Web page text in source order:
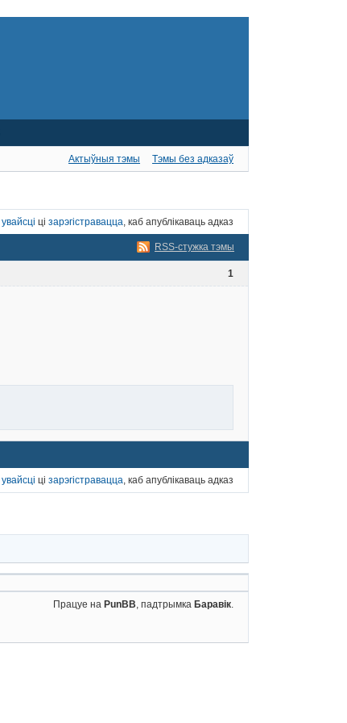
Актыўныя тэмы Тэмы без адказаў
увайсці ці зарэгістравацца , каб апублікаваць адказ
RSS-стужка тэмы
1
увайсці ці зарэгістравацца , каб апублікаваць адказ
Працуе на PunBB, падтрымка Баравік.